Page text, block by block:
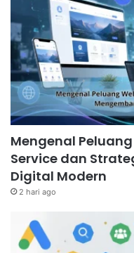
Mengenal
Service dan
Digital Modern
2 hari ago